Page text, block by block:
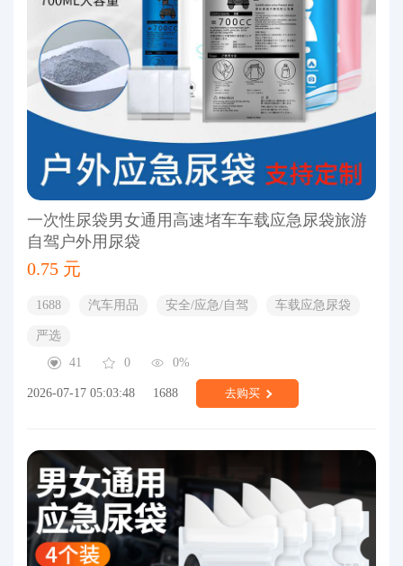
一次性尿袋男女通用高速堵车车载应急尿袋旅游
自驾户外用尿袋
0.75 元
1688 汽车用品 安全/应急/自驾 车载应急尿袋
严选
41
0 0%
2026-07-17 05:03:48 1688 去购买